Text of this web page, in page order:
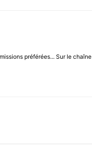
préférées... Sur le